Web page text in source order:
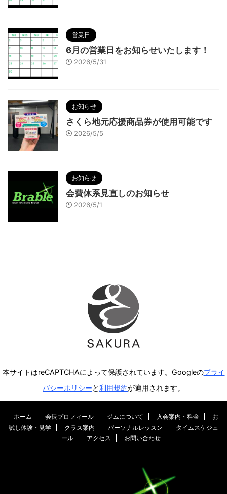
営業日
6月の営業日をお知らせいたします！
2026/5/31
お知らせ
さくら地元応援商品券が使用可能です
2026/5/5
お知らせ
会費体系見直しのお知らせ
2026/5/1
本サイトはreCAPTCHAによって保護されています。Googleのプライ
バシーポリシーと利用規約が適用されます。
ホーム 会長プロフィール ジムについて 入会案内・料金
お
試し体験・見学
クラス案内 パーソナルレッスン
タイムスケジュ
ール
アクセス お問い合わせ